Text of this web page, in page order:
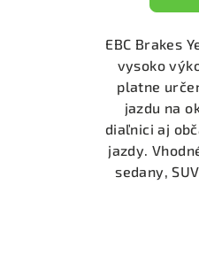
EBC Brakes
vysoko
platne
jazdu na
diaľnici aj
jazdy.
sedany,